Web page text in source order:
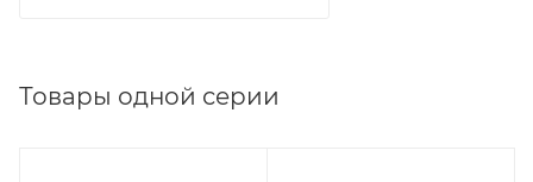
Товары одной серии